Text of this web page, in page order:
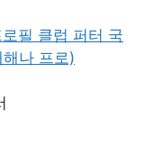
필 클럽 퍼터 국
나 프로)